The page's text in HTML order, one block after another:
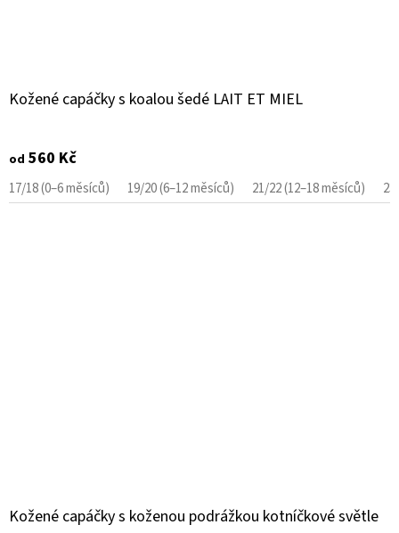
Kožené capáčky s koalou šedé LAIT ET MIEL
od 560 Kč
17/18 (0–6 měsíců) 19/20 (6–12 měsíců) 21/22 (12–18 měsíců)
Kožené capáčky s koženou podrážkou kotníčkové světle